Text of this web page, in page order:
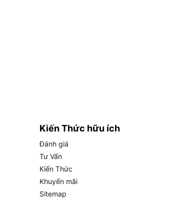
Kiến Thức hữu ích
Đánh giá
Tư Vấn
Kiến Thức
Khuyến mãi
Sitemap